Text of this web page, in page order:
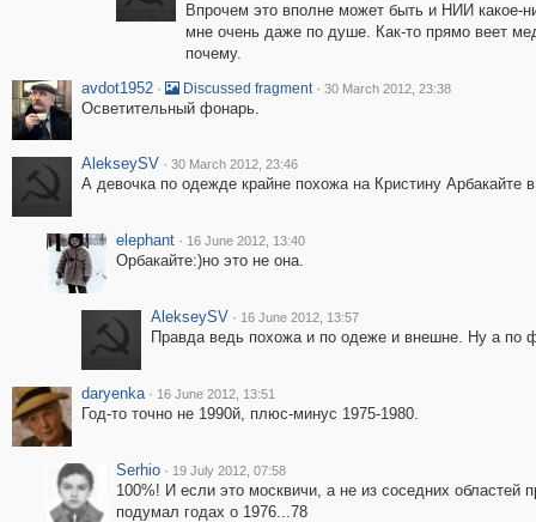
Впрочем это вполне может быть и НИИ какое-
мне очень даже по душе. Как-то прямо веет
почему.
avdot1952 · Discussed fragment · 30 March 2012, 23:38
Осветительный фонарь.
AlekseySV · 30 March 2012, 23:46
А девочка по одежде крайне похожа на Кристину Арбакайте
elephant · 16 June 2012, 13:40
Орбакайте:)но это не она.
AlekseySV · 16 June 2012, 13:57
Правда ведь похожа и по одеже и внешне. Ну а по
daryenka · 16 June 2012, 13:51
Год-то точно не 1990й, плюс-минус 1975-1980.
Serhio · 19 July 2012, 07:58
100%! И если это москвичи, а не из соседних областей
подумал годах о 1976...78